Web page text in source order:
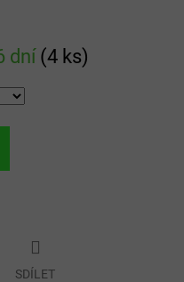
dní (4 ks)
SDÍLET